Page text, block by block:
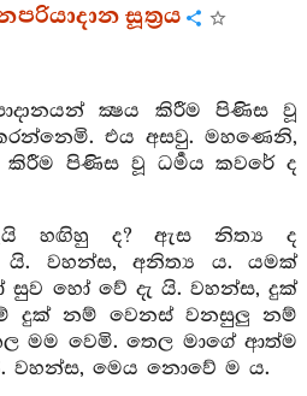
සූත්‍රය
ක්‍ෂය කිරීම පිණිස වූ
එය අසවු. මහණෙනි,
කිරීම පිණිස වූ ධර්‍මය කවරේ ද
හඟිහු ද? ඇස නිත්‍ය ද
යි. වහන්ස, අනිත්‍ය ය. යමක්
හෝ වේ දැ යි. වහන්ස, දුක්
දුක් නම් වෙනස් වනසුලු නම්
මම වෙමි. තෙල මාගේ ආත්ම
වහන්ස, මෙය නොවේ ම ය.